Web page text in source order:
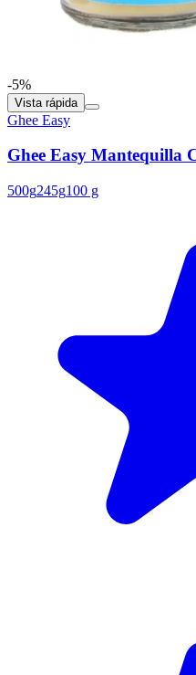
-5%
Vista rápida
Ghee Easy
Ghee Easy Mantequilla
500g245g100 g